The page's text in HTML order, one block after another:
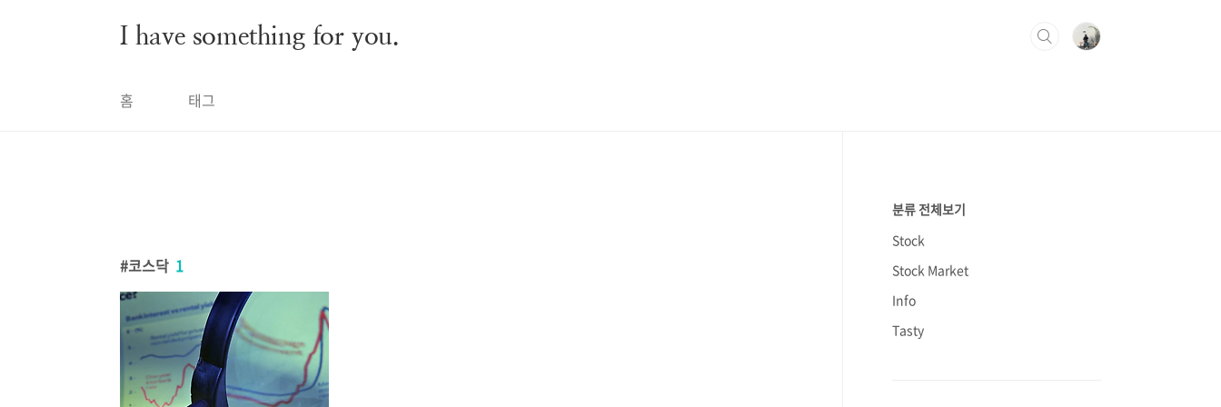
I have something for you.
홈 태그
코스닥 1
분류 전체보기
Stock
Stock Market
Info
Tasty